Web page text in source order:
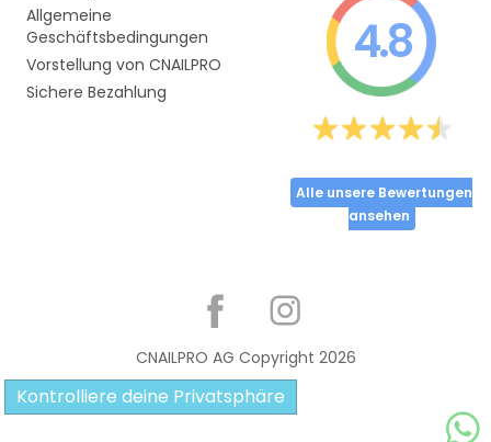
Allgemeine
Geschäftsbedingungen
Vorstellung von CNAILPRO
Sichere Bezahlung
4.8
Alle unsere Bewertungen
ansehen
CNAILPRO AG Copyright 2026
Kontrolliere deine Privatsphäre